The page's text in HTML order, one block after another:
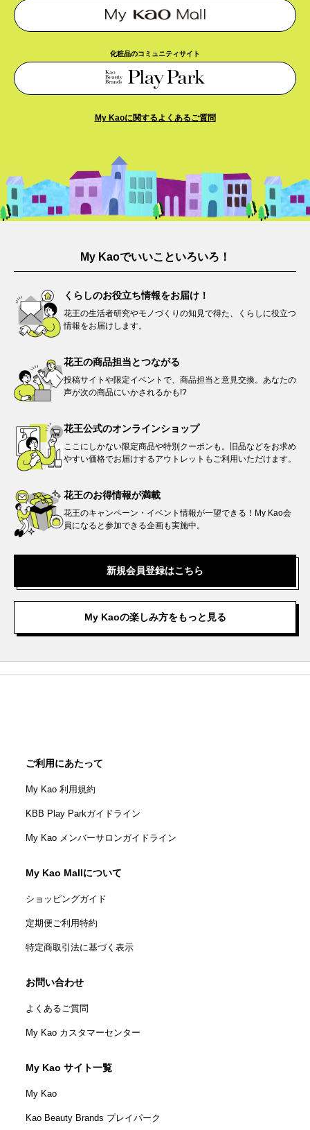
化粧品のコミュニティサイト
My Kaoに関するよくあるご質問​
My Kaoでいいこといろいろ！
くらしのお役立ち情報をお届け！
花王の生活者研究やモノづくりの知見で得た、くらしに役立つ
情報をお届けします。​
花王の商品担当とつながる​
投稿サイトや限定イベントで、商品担当と意見交換。あなたの
声が次の商品にいかされるかも!?
花王公式のオンラインショップ
ここにしかない限定商品や特別クーポンも。旧品などをお求め
やすい価格でお届けするアウトレットもご利用いただけます。
花王のお得情報が満載
花王のキャンペーン・イベント情報が一望できる！My Kao会
員になると参加できる企画も実施中。
新規会員登録はこちら
My Kaoの楽しみ方をもっと見る
ご利用にあたって
My Kao 利用規約
KBB Play Parkガイドライン
My Kao メンバーサロンガイドライン
My Kao Mallについて
ショッピングガイド
定期便ご利用特約
特定商取引法に基づく表示
お問い合わせ
よくあるご質問
My Kao カスタマーセンター
My Kao サイト一覧
My Kao
Kao Beauty Brands プレイパーク